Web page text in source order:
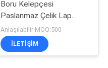
Boru Kelepçesi
Paslanmaz Çelik Lap
Ortak Egzoz Band
Kelepçe
Anlaşılabilir MOQ:500
İLETIŞIM